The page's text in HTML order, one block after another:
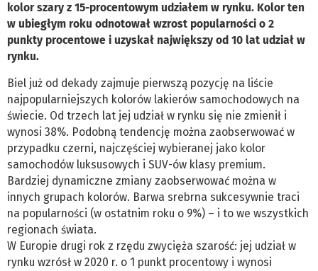
kolor szary z 15-procentowym udziałem w rynku. Kolor ten
w ubiegłym roku odnotował wzrost popularności o 2
punkty procentowe i uzyskał największy od 10 lat udział w
rynku.
Biel już od dekady zajmuje pierwszą pozycję na liście
najpopularniejszych kolorów lakierów samochodowych na
świecie. Od trzech lat jej udział w rynku się nie zmienił i
wynosi 38%. Podobną tendencję można zaobserwować w
przypadku czerni, najczęściej wybieranej jako kolor
samochodów luksusowych i SUV-ów klasy premium.
Bardziej dynamiczne zmiany zaobserwować można w
innych grupach kolorów. Barwa srebrna sukcesywnie traci
na popularności (w ostatnim roku o 9%) – i to we wszystkich
regionach świata.
W Europie drugi rok z rzędu zwycięża szarość: jej udział w
rynku wzrósł w 2020 r. o 1 punkt procentowy i wynosi